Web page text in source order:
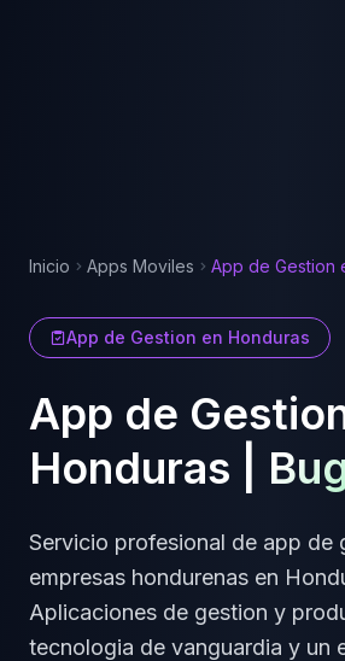
Inicio Apps Moviles App de Gestion
App de Gestion en Honduras
App de
Honduras
Servicio profesional de app de
empresas hondurenas en
Aplicaciones de gestion y
tecnologia de vanguardia y un